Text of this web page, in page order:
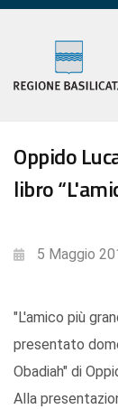
Oppido
libro
5 Maggio
"L'amico più
presentato
Obadiah" di
Alla